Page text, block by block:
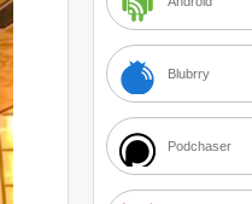
Blubrry
Podchaser